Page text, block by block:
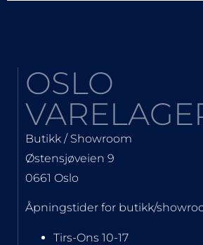
OSLO
Butikk / Showroom
Østensjøveien 9
0661 Oslo
Åpningstider for butikk/
Tirs-Ons 10-17